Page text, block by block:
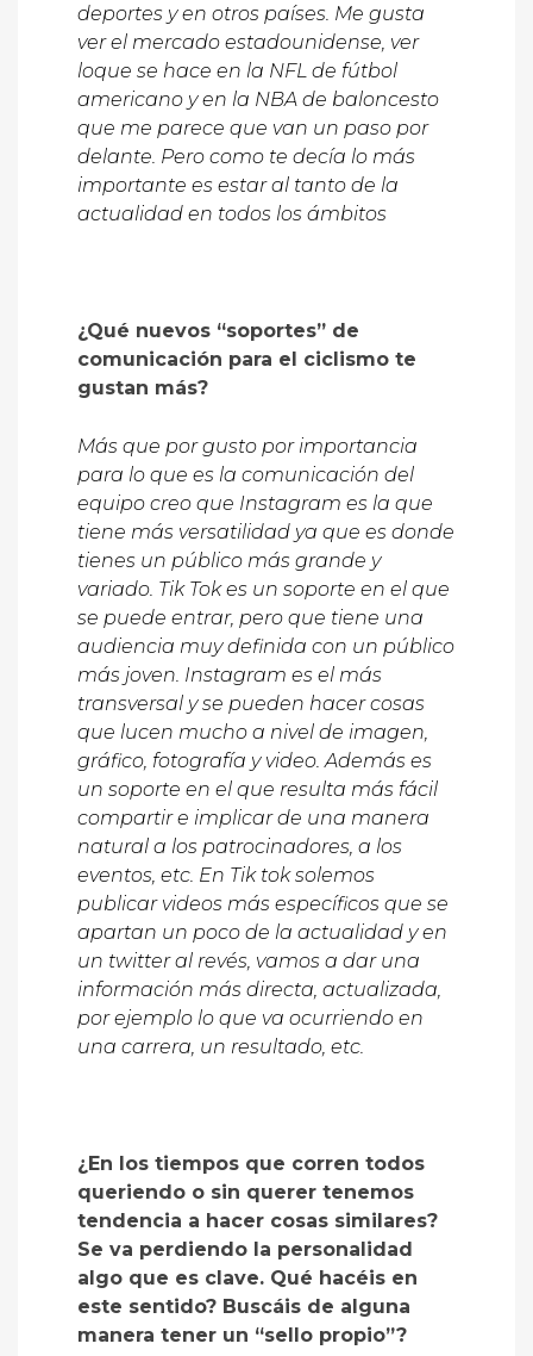
deportes y en otros países. Me gusta
ver el mercado estadounidense, ver
loque se hace en la NFL de fútbol
americano y en la NBA de baloncesto
que me parece que van un paso por
delante. Pero como te decía lo más
importante es estar al tanto de la
actualidad en todos los ámbitos
¿Qué nuevos “soportes” de
comunicación para el ciclismo te
gustan más?
Más que por gusto por importancia
para lo que es la comunicación del
equipo creo que Instagram es la que
tiene más versatilidad ya que es donde
tienes un público más grande y
variado. Tik Tok es un soporte en el que
se puede entrar, pero que tiene una
audiencia muy definida con un público
más joven. Instagram es el más
transversal y se pueden hacer cosas
que lucen mucho a nivel de imagen,
gráfico, fotografía y video. Además es
un soporte en el que resulta más fácil
compartir e implicar de una manera
natural a los patrocinadores, a los
eventos, etc. En Tik tok solemos
publicar videos más específicos que se
apartan un poco de la actualidad y en
un twitter al revés, vamos a dar una
información más directa, actualizada,
por ejemplo lo que va ocurriendo en
una carrera, un resultado, etc.
¿En los tiempos que corren todos
queriendo o sin querer tenemos
tendencia a hacer cosas similares?
Se va perdiendo la personalidad
algo que es clave. Qué hacéis en
este sentido? Buscáis de alguna
manera tener un “sello propio”?